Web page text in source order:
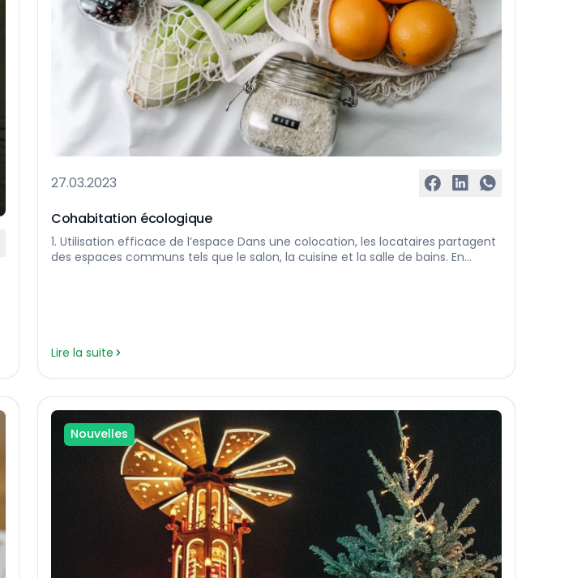
27.03.2023
Cohabitation écologique
1. Utilisation efficace de l’espace Dans une colocation, les locataires partagent
des espaces communs tels que le salon, la cuisine et la salle de bains. En
Lire la suite
Nouvelles